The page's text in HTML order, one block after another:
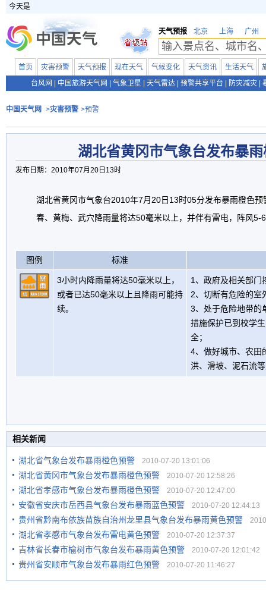
今天是
天气预报 北京 上海 广州
首页 灾害预警 天气预报 现在天气 气候变化 天气资讯 生活天气
台风网
中国旅游天气网 气象卫星 天气雷达 预警共享平台 防灾减灾
中国天气网 >灾害预警 >预警
湖北省黄冈市气象台发布暴
发布日期：2010年07月20日13时
湖北省黄冈市气象台2010年7月20日13时05分发布暴雨橙色
春、黄梅、武穴降雨量将达50毫米以上，并伴有雷电，阵风5-
图例 标准
3小时内降雨量将达50毫米以上，
或者已达50毫米以上且降雨可能持
续。
1、政府及相关部门
2、切断有危险的室
3、处于危险地带的
措施保护已到校学
全；
4、做好城市、农田
洪、滑坡、泥石流
相关新闻
湖北省气象台发布暴雨橙色预警 2010-07-20 13:01:06
湖北省黄冈市气象台发布暴雨橙色预警 2010-07-20 12:58:26
湖北省孝感市气象台发布暴雨橙色预警 2010-07-20 12:47:00
安徽省安庆市岳西县气象台发布暴雨蓝色预警 2010-07-20 12:44:13
贵州省黔南布依族苗族自治州龙里县气象台发布暴雨黄色预警
湖北省孝感市气象台发布雷电黄色预警 2010-07-20 12:37:37
吉林省长春市榆树市气象台发布暴雨黄色预警 2010-07-20 12:01:42
贵州省安顺市气象台发布暴雨红色预警 2010-07-20 11:46:27